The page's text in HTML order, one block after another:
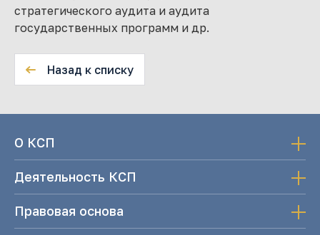
стратегического аудита и аудита
государственных программ и др.
Назад к списку
О КСП
Деятельность КСП
Правовая основа